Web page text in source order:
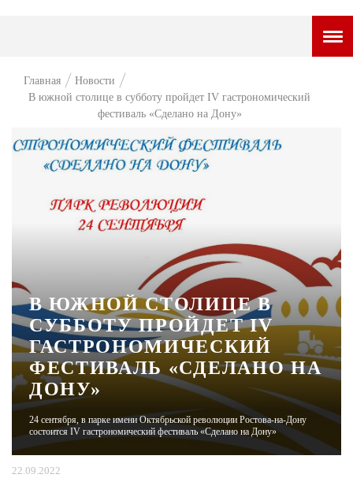
НОВОСТИ
ВОПРОС НЕДЕЛИ
ПРЕМЬЕРА
ТАМ И ТУТ
ХАЙП
ЧЕЛОВЕК ОСОБЕННЫЙ
КУЛЬТ ЕДЫ
АФИША
ЖУРНАЛ
Главная
Новости
В южной столице в субботу пройдет IV гастрономический
фестиваль «Сделано на Дону»
В ЮЖНОЙ СТОЛИЦЕ В
СУББОТУ ПРОЙДЕТ IV
ГАСТРОНОМИЧЕСКИЙ
ФЕСТИВАЛЬ «СДЕЛАНО НА
ДОНУ»
24 сентября, в парке имени Октябрьской революции Ростова-на-Дону
состоится IV гастрономический фестиваль «Сделано на Дону»
22.09.2022